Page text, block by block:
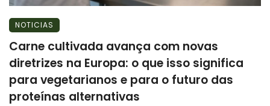
NOTICIAS
Carne cultivada avança com novas
diretrizes na Europa: o que isso significa
para vegetarianos e para o futuro das
proteínas alternativas